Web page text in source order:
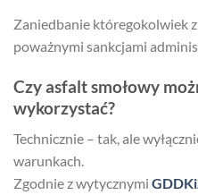
Zaniedbanie któregokolwiek
poważnymi sankcjami
Czy asfalt smołowy
wykorzystać?
Technicznie – tak, ale
warunkach.
Zgodnie z wytycznymi